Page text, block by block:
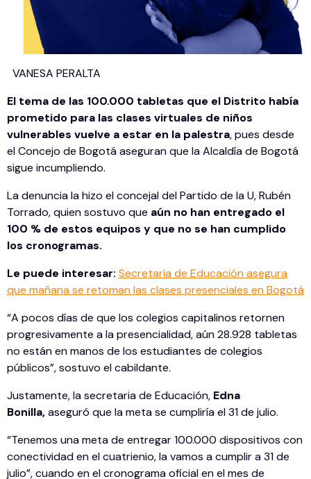
VANESA PERALTA
El tema de las 100.000 tabletas que el Distrito había
prometido para las clases virtuales de niños
vulnerables vuelve a estar en la palestra, pues desde
el Concejo de Bogotá aseguran que la Alcaldía de Bogotá
sigue incumpliendo.
La denuncia la hizo el concejal del Partido de la U, Rubén
Torrado, quien sostuvo que aún no han entregado el
100 % de estos equipos y que no se han cumplido
los cronogramas.
Le puede interesar: Secretaría de Educación asegura
que mañana se retoman las clases presenciales en Bogotá
“A pocos días de que los colegios capitalinos retornen
progresivamente a la presencialidad, aún 28.928 tabletas
no están en manos de los estudiantes de colegios
públicos”, sostuvo el cabildante.
Justamente, la secretaria de Educación, Edna
Bonilla,aseguró que la meta se cumpliría el 31 de julio.
“Tenemos una meta de entregar 100.000 dispositivos con
conectividad en el cuatrienio, la vamos a cumplir a 31 de
julio”, cuando en el cronograma oficial en el mes de